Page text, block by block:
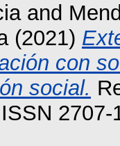
and
(2021)
con
social.
2707-